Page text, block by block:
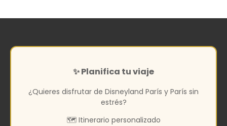
✨ Planifica tu viaje
¿Quieres disfrutar de Disneyland París y París sin
estrés?
🗺️ Itinerario personalizado